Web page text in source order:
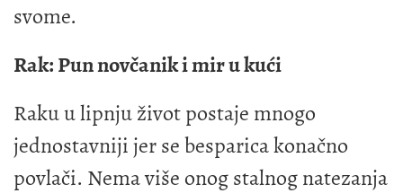
svome.
Rak: Pun novčanik i mir u kući
Raku u lipnju život postaje mnogo
jednostavniji jer se besparica konačno
povlači. Nema više onog stalnog natezanja